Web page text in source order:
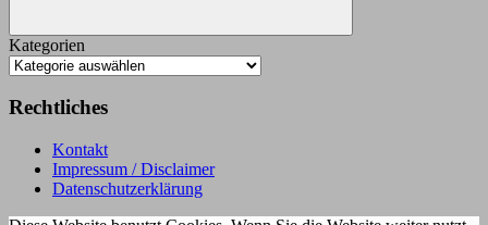
Suchen
Kategorien
Rechtliches
Kontakt
Impressum / Disclaimer
Datenschutzerklärung